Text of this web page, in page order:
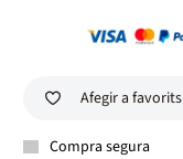
Afegir a favorits
Compra segura